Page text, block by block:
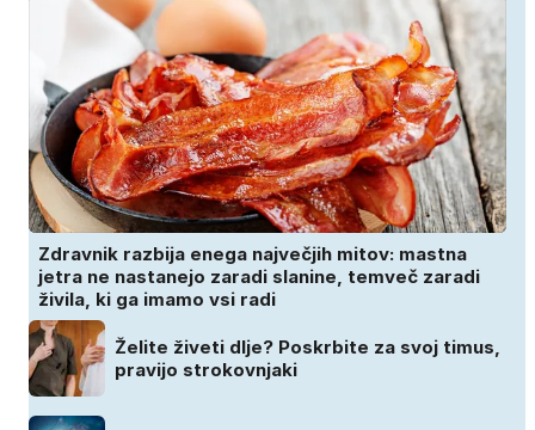
Zdravnik razbija enega največjih mitov: mastna
jetra ne nastanejo zaradi slanine, temveč zaradi
živila, ki ga imamo vsi radi
Želite živeti dlje? Poskrbite za svoj timus,
pravijo strokovnjaki